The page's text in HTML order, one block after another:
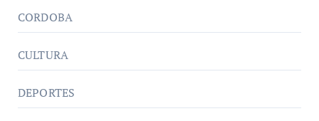
CORDOBA
CULTURA
DEPORTES